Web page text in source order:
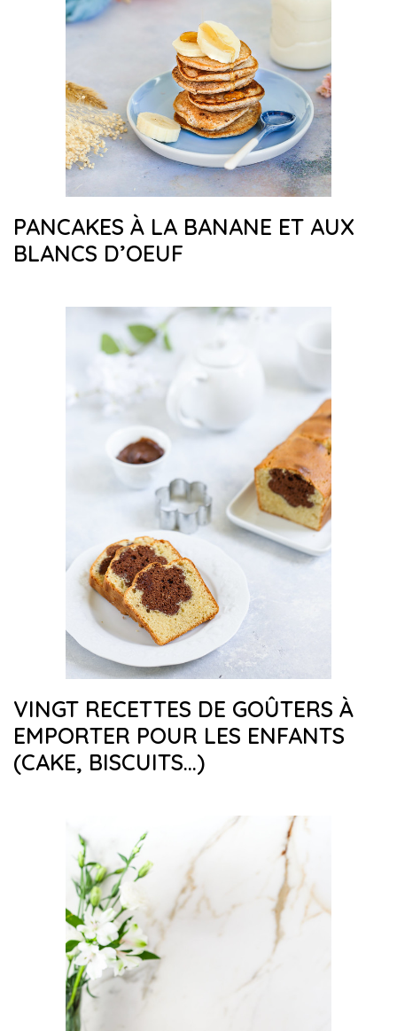
PANCAKES À LA BANANE ET AUX
BLANCS D’OEUF
VINGT RECETTES DE GOÛTERS À
EMPORTER POUR LES ENFANTS
(CAKE, BISCUITS…)